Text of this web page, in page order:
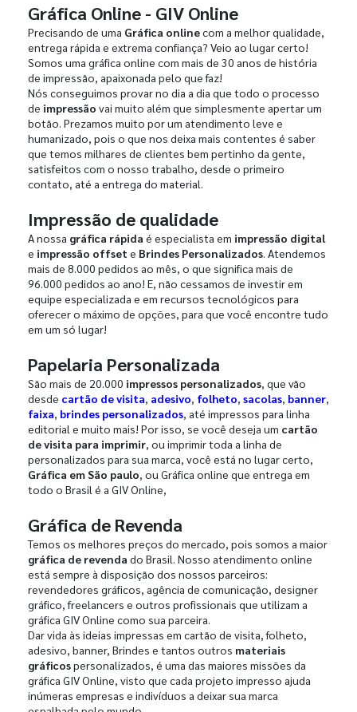
Gráfica Online - GIV Online
Precisando de uma Gráfica onlinecom a melhor qualidade,
entrega rápida e extrema confiança? Veio ao lugar certo!
Somos uma gráfica online com mais de 30 anos de história
de impressão, apaixonada pelo que faz!
Nós conseguimos provar no dia a dia que todo o processo
de impressão vai muito além que simplesmente apertar um
botão. Prezamos muito por um atendimento leve e
humanizado, pois o que nos deixa mais contentes é saber
que temos milhares de clientes bem pertinho da gente,
satisfeitos com o nosso trabalho, desde o primeiro
contato, até a entrega do material.
Impressão de qualidade
A nossa gráfica rápida é especialista em impressão digital
e impressão offset e Brindes Personalizados. Atendemos
mais de 8.000 pedidos ao mês, o que significa mais de
96.000 pedidos ao ano! E, não cessamos de investir em
equipe especializada e em recursos tecnológicos para
oferecer o máximo de opções, para que você encontre tudo
em um só lugar!
Papelaria Personalizada
São mais de 20.000 impressos personalizados, que vão
desde cartão de visita, adesivo, folheto, sacolas, banner,
faixa, brindes personalizados, até impressos para linha
editorial e muito mais! Por isso, se você deseja um cartão
de visita para imprimir, ou imprimir toda a linha de
personalizados para sua marca, você está no lugar certo,
Gráfica em São paulo, ou Gráfica online que entrega em
todo o Brasil é a GIV Online,
Gráfica de Revenda
Temos os melhores preços do mercado, pois somos a maior
gráfica de revenda do Brasil. Nosso atendimento online
está sempre à disposição dos nossos parceiros:
revendedores gráficos, agência de comunicação, designer
gráfico, freelancers e outros profissionais que utilizam a
gráfica GIV Online como sua parceira.
Dar vida às ideias impressas em cartão de visita, folheto,
adesivo, banner, Brindes e tantos outros materiais
gráficospersonalizados, é uma das maiores missões da
gráfica GIV Online, visto que cada projeto impresso ajuda
inúmeras empresas e indivíduos a deixar sua marca